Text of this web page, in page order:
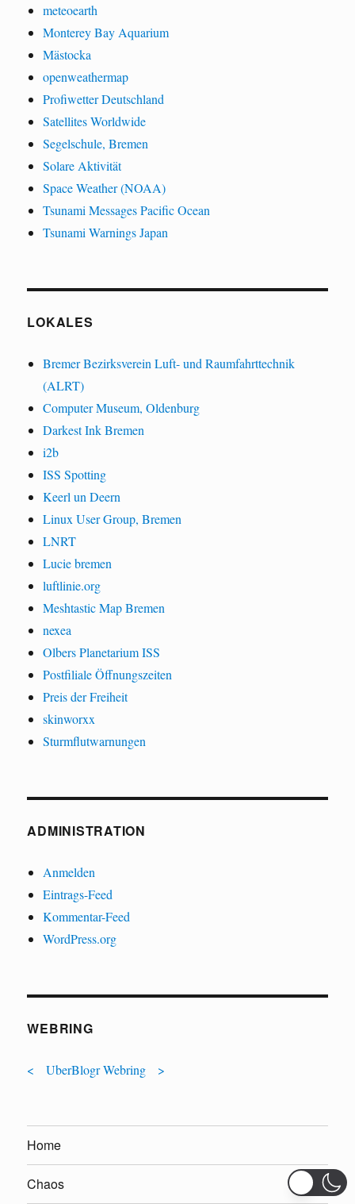
meteoearth
Monterey Bay Aquarium
Mästocka
openweathermap
Profiwetter Deutschland
Satellites Worldwide
Segelschule, Bremen
Solare Aktivität
Space Weather (NOAA)
Tsunami Messages Pacific Ocean
Tsunami Warnings Japan
LOKALES
Bremer Bezirksverein Luft- und Raumfahrttechnik
(ALRT)
Computer Museum, Oldenburg
Darkest Ink Bremen
i2b
ISS Spotting
Keerl un Deern
Linux User Group, Bremen
LNRT
Lucie bremen
luftlinie.org
Meshtastic Map Bremen
nexea
Olbers Planetarium ISS
Postfiliale Öffnungszeiten
Preis der Freiheit
skinworxx
Sturmflutwarnungen
ADMINISTRATION
Anmelden
Eintrags-Feed
Kommentar-Feed
WordPress.org
WEBRING
< UberBlogr Webring >
Home
Chaos